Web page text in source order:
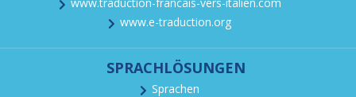
www.e-traduction.org
SPRACHLÖSUNGEN
Sprachen